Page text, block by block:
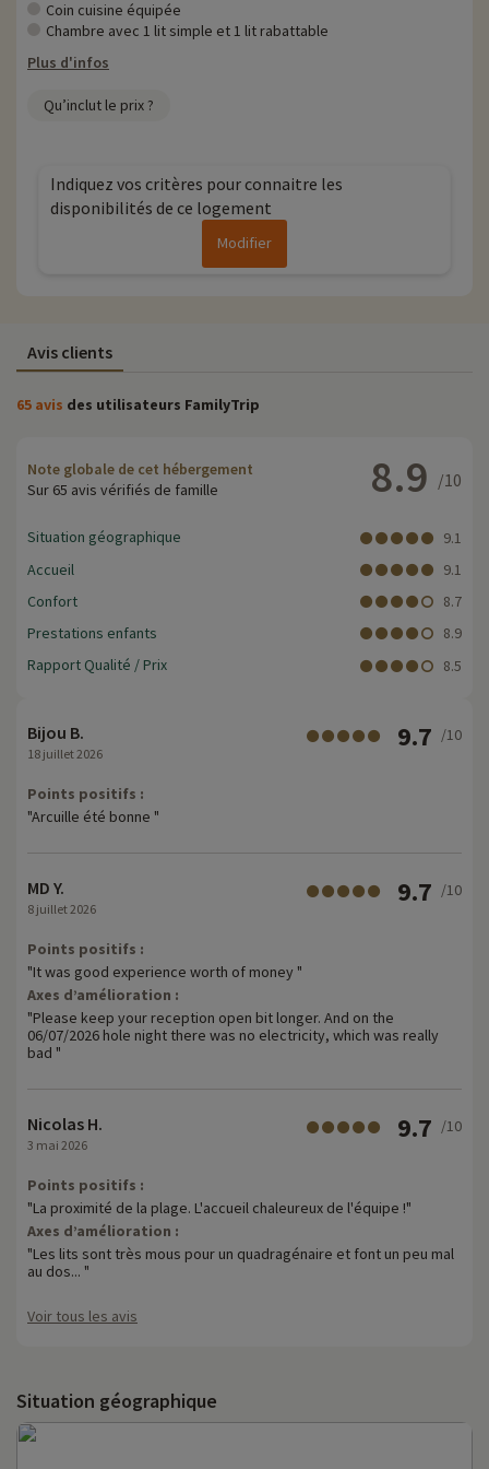
remise directement en ligne après avoir choisi votre logement et
en cliquant ici !
Coin cuisine équipée
Chambre avec 1 lit simple et 1 lit rabattable
Plus d'infos
Qu’inclut le prix ?
Indiquez vos critères pour connaitre les
disponibilités de ce logement
Modifier
Avis clients
65 avis des utilisateurs FamilyTrip
Note globale de cet hébergement
Sur 65 avis vérifiés de famille
8.9 /10
Situation géographique
9.1
Accueil
9.1
Confort
8.7
Prestations enfants
8.9
Rapport Qualité / Prix
8.5
Bijou B.
18 juillet 2026
9.7 /10
Points positifs :
"Arcuille été bonne "
MD Y.
8 juillet 2026
9.7 /10
Points positifs :
"It was good experience worth of money "
Axes d’amélioration :
"Please keep your reception open bit longer. And on the
06/07/2026 hole night there was no electricity, which was really
bad "
Nicolas H.
3 mai 2026
9.7 /10
Points positifs :
"La proximité de la plage. L'accueil chaleureux de l'équipe !"
Axes d’amélioration :
"Les lits sont très mous pour un quadragénaire et font un peu mal
au dos... "
Voir tous les avis
Situation géographique